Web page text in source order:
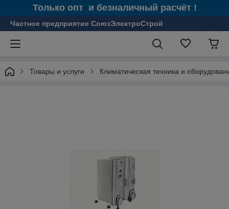
Только опт и безналичный расчёт !
Частное предприятие СоюзЭлектроСтрой
Товары и услуги Климатическая техника и